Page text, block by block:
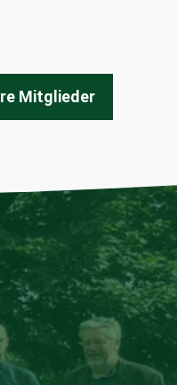
Mitglieder